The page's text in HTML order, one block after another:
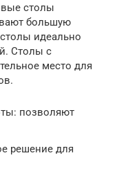
столы
большую
идеально
Столы с
место для
позволяют
решение для